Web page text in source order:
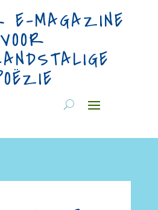
E-MAGAZINE
VOOR